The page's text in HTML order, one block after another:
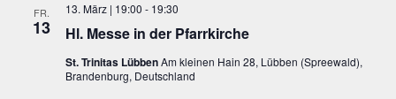
FR.
13 Hl. Messe in der Pfarrkirche
13. März | 19:00 - 19:30
St. Trinitas LübbenAm kleinen Hain 28, Lübben (Spreewald),
Brandenburg, Deutschland